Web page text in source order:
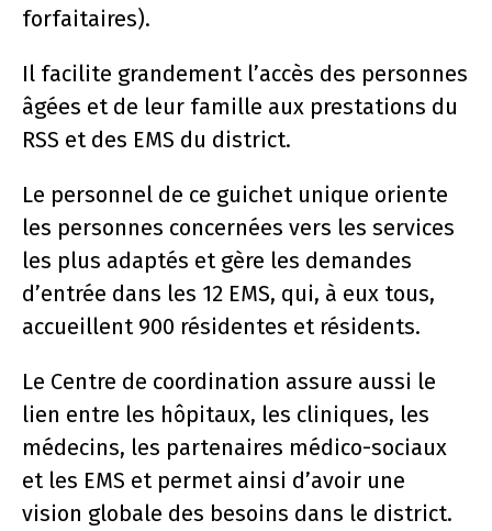
forfaitaires).
Il facilite grandement l’accès des personnes
âgées et de leur famille aux prestations du
RSS et des EMS du district.
Le personnel de ce guichet unique oriente
les personnes concernées vers les services
les plus adaptés et gère les demandes
d’entrée dans les 12 EMS, qui, à eux tous,
accueillent 900 résidentes et résidents.
Le Centre de coordination assure aussi le
lien entre les hôpitaux, les cliniques, les
médecins, les partenaires médico-sociaux
et les EMS et permet ainsi d’avoir une
vision globale des besoins dans le district.